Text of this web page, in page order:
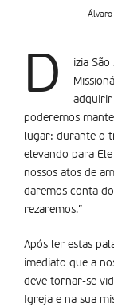
Álvaro
D
izia
adquirir
poderemos
lugar: durante o
elevando para
nossos atos de
daremos conta
rezaremos.”
Após ler estas
imediato que a
deve tornar-se
Igreja e na sua